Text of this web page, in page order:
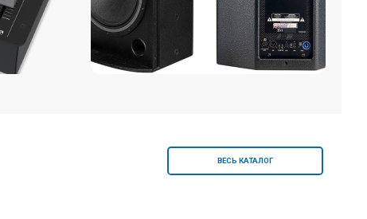
ВЕСЬ КАТАЛОГ